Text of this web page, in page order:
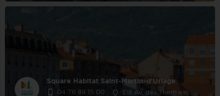
Square Habitat Saint-Martin-d'Uriage
04 76 89 15 00 318 Av. des Thermes